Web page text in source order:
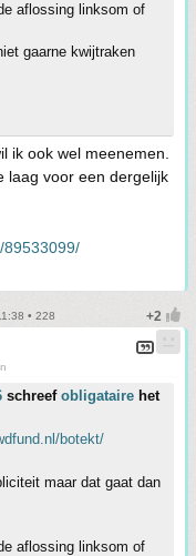
aflossing linksom of
gaarne kwijtraken
ik ook wel meenemen.
laag voor een dergelijk
89533099/
• 228
schreef obligataire het
botekt/
maar dat gaat dan
aflossing linksom of